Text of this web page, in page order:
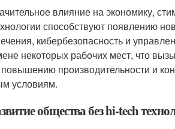
влияние на экономику,
способствуют появлению
кибербезопасность и
некоторых рабочих мест, что
производительности и
условиям.
общества без hi-tech